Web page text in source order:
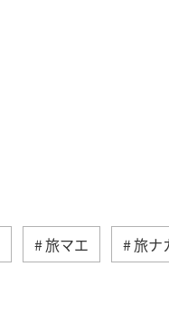
旅マエ 旅ナ